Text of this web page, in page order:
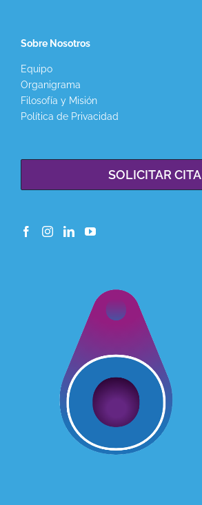
Sobre Nosotros
Equipo
Organigrama
Filosofía y Misión
Política de Privacidad
SOLICITAR CITA